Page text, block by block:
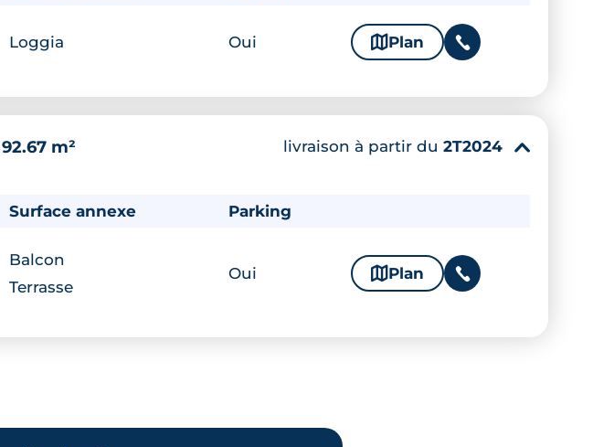
Loggia Oui 🗞 Plan 📞
92.67 m² livraison à partir du 2T2024 ▾
Surface annexe Parking
Balcon
Terrasse
Oui 🗞 Plan 📞